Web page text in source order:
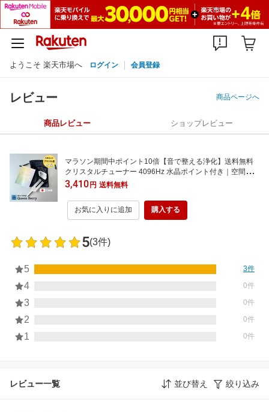
ようこそ 楽天市場へ ログイン 会員登録
レビュー 商品ページへ
商品レビュー ショップレビュー
マラソン期間中ポイント10倍【音で整える浄化】送料無料
クリスタルチューナー 4096Hz 水晶ポイント付き｜空間浄
化・パワーストーン浄化・ヒーリングに｜日本製 音叉
3,410円 送料無料
お気に入りに追加 購入する
5(3件)
5 3件
4 0件
3 0件
2 0件
1 0件
レビュー一覧 並び替え 絞り込み